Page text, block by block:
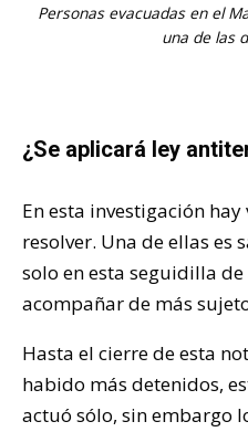
Personas evacuadas en el
una de las
¿Se aplicará ley
En esta investigación
resolver. Una de ellas es
solo en esta seguidilla
acompañar de más
Hasta el cierre de esta
habido más detenidos,
actuó sólo, sin embargo